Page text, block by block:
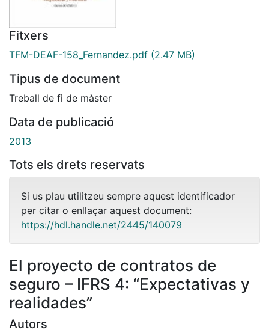
Fitxers
TFM-DEAF-158_Fernandez.pdf (2.47 MB)
Tipus de document
Treball de fi de màster
Data de publicació
2013
Tots els drets reservats
Si us plau utilitzeu sempre aquest identificador
per citar o enllaçar aquest document:
https://hdl.handle.net/2445/140079
El proyecto de contratos de
seguro – IFRS 4: “Expectativas y
realidades”
Autors